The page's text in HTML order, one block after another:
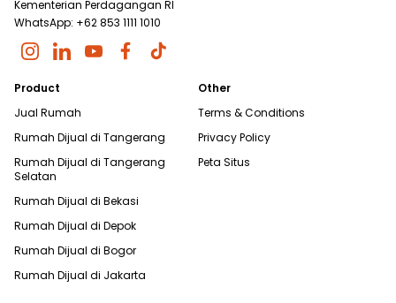
Kementerian Perdagangan RI
WhatsApp: +62 853 1111 1010
Product
Jual Rumah
Rumah Dijual di Tangerang
Rumah Dijual di Tangerang
Selatan
Rumah Dijual di Bekasi
Rumah Dijual di Depok
Rumah Dijual di Bogor
Rumah Dijual di Jakarta
Other
Terms & Conditions
Privacy Policy
Peta Situs